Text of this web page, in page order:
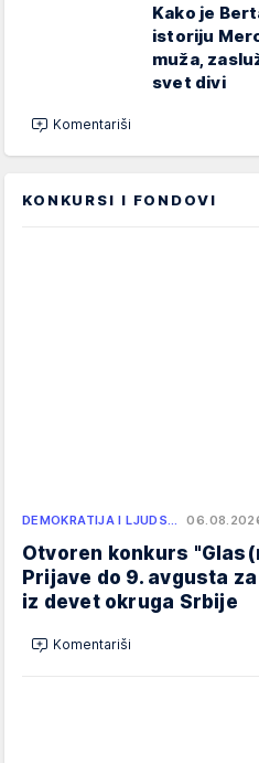
Kako je
istoriju
muža,
svet divi
Komentariši
KONKURSI I FONDOVI
DEMOKRATIJA I LJUDS…
Otvoren konkurs
Prijave do 9. avgusta
iz devet okruga Srbije
Komentariši